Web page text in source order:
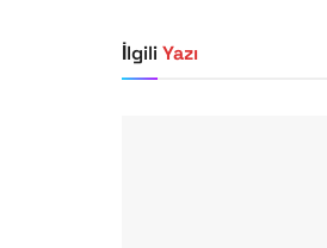
İlgiliYazı